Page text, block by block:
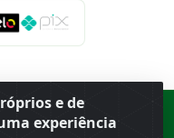
e de
experiência
Ferreira ·BR
· CEP